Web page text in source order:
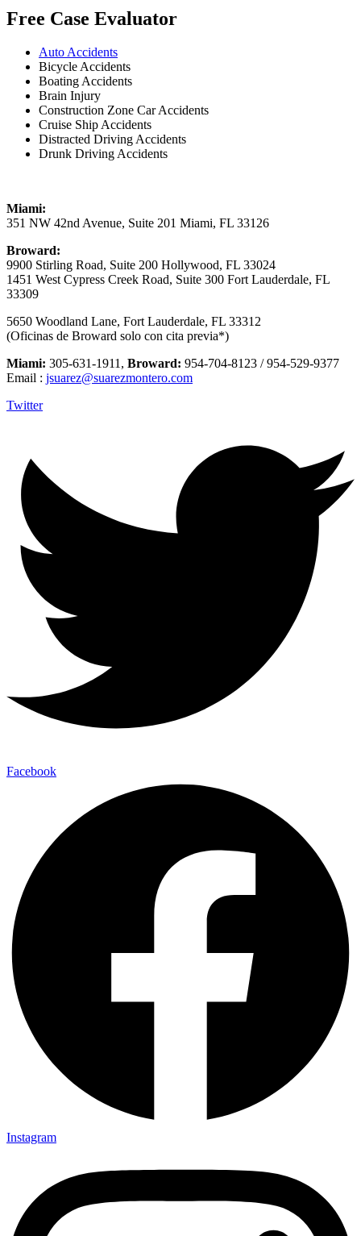
Free Case Evaluator
Auto Accidents
Bicycle Accidents
Boating Accidents
Brain Injury
Construction Zone Car Accidents
Cruise Ship Accidents
Distracted Driving Accidents
Drunk Driving Accidents
Miami:
351 NW 42nd Avenue, Suite 201 Miami, FL 33126
Broward:
9900 Stirling Road, Suite 200 Hollywood, FL 33024
1451 West Cypress Creek Road, Suite 300 Fort Lauderdale, FL
33309
5650 Woodland Lane, Fort Lauderdale, FL 33312
(Oficinas de Broward solo con cita previa*)
Miami: 305-631-1911, Broward: 954-704-8123 / 954-529-9377
Email : jsuarez@suarezmontero.com
Twitter
Facebook
Instagram